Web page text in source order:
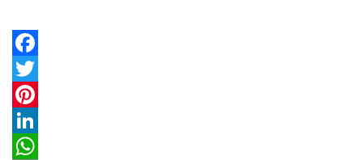
Facebook
Twitter
Pinterest
LinkedIn